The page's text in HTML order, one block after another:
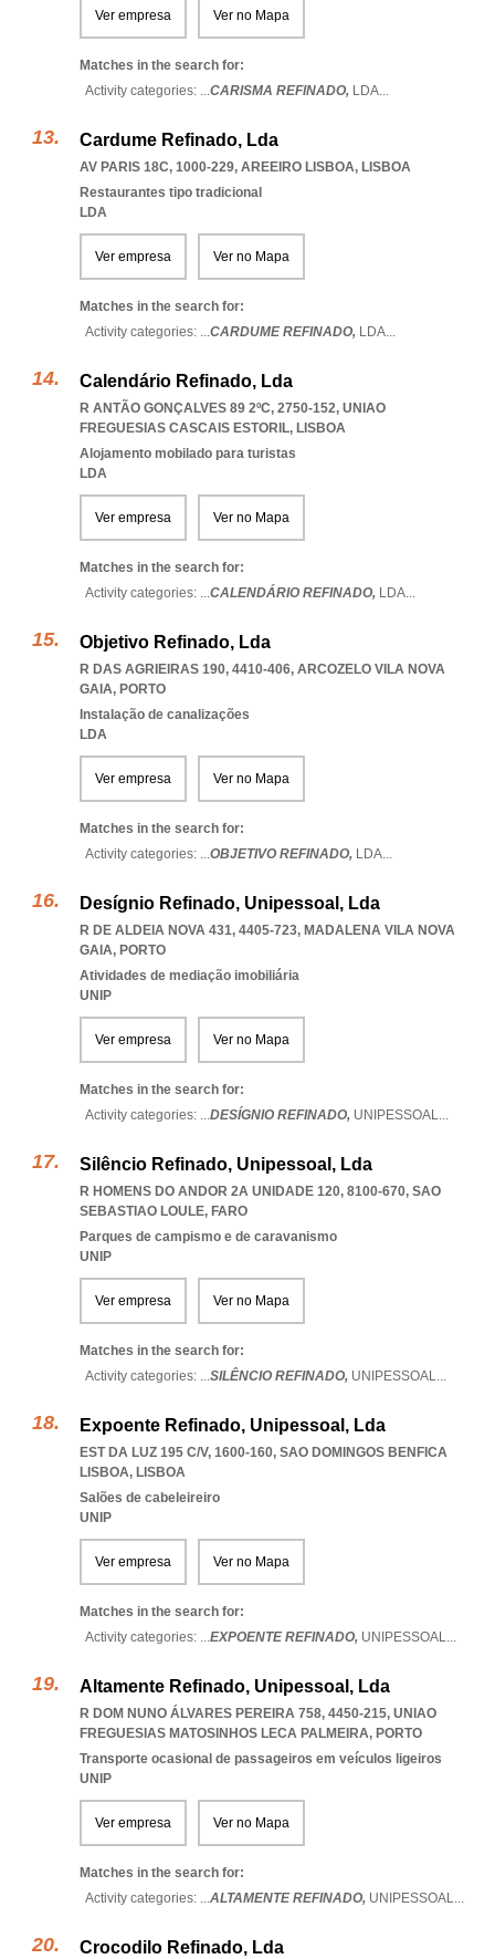
Ver empresa Ver no Mapa
Matches in the search for:
Activity categories: ...CARISMA REFINADO, LDA...
Cardume Refinado, Lda
AV PARIS 18C, 1000-229, AREEIRO LISBOA, LISBOA
Restaurantes tipo tradicional
LDA
Ver empresa Ver no Mapa
Matches in the search for:
Activity categories: ...CARDUME REFINADO, LDA...
Calendário Refinado, Lda
R ANTÃO GONÇALVES 89 2ºC, 2750-152, UNIAO
FREGUESIAS CASCAIS ESTORIL, LISBOA
Alojamento mobilado para turistas
LDA
Ver empresa Ver no Mapa
Matches in the search for:
Activity categories: ...CALENDÁRIO REFINADO, LDA...
Objetivo Refinado, Lda
R DAS AGRIEIRAS 190, 4410-406, ARCOZELO VILA NOVA
GAIA, PORTO
Instalação de canalizações
LDA
Ver empresa Ver no Mapa
Matches in the search for:
Activity categories: ...OBJETIVO REFINADO, LDA...
Desígnio Refinado, Unipessoal, Lda
R DE ALDEIA NOVA 431, 4405-723, MADALENA VILA NOVA
GAIA, PORTO
Atividades de mediação imobiliária
UNIP
Ver empresa Ver no Mapa
Matches in the search for:
Activity categories: ...DESÍGNIO REFINADO, UNIPESSOAL...
Silêncio Refinado, Unipessoal, Lda
R HOMENS DO ANDOR 2A UNIDADE 120, 8100-670, SAO
SEBASTIAO LOULE, FARO
Parques de campismo e de caravanismo
UNIP
Ver empresa Ver no Mapa
Matches in the search for:
Activity categories: ...SILÊNCIO REFINADO, UNIPESSOAL...
Expoente Refinado, Unipessoal, Lda
EST DA LUZ 195 C/V, 1600-160, SAO DOMINGOS BENFICA
LISBOA, LISBOA
Salões de cabeleireiro
UNIP
Ver empresa Ver no Mapa
Matches in the search for:
Activity categories: ...EXPOENTE REFINADO, UNIPESSOAL...
Altamente Refinado, Unipessoal, Lda
R DOM NUNO ÁLVARES PEREIRA 758, 4450-215, UNIAO
FREGUESIAS MATOSINHOS LECA PALMEIRA, PORTO
Transporte ocasional de passageiros em veículos ligeiros
UNIP
Ver empresa Ver no Mapa
Matches in the search for:
Activity categories: ...ALTAMENTE REFINADO, UNIPESSOAL...
Crocodilo Refinado, Lda